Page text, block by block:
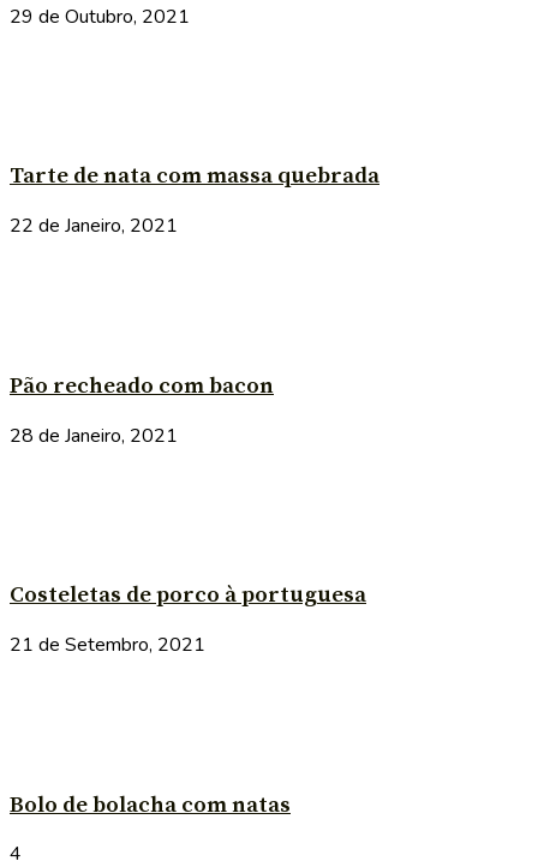
29 de Outubro, 2021
Tarte de nata com massa quebrada
22 de Janeiro, 2021
Pão recheado com bacon
28 de Janeiro, 2021
Costeletas de porco à portuguesa
21 de Setembro, 2021
Bolo de bolacha com natas
4